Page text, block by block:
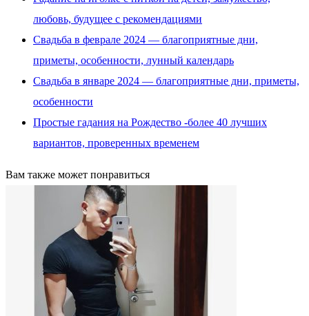
любовь, будущее с рекомендациями
Свадьба в феврале 2024 — благоприятные дни,
приметы, особенности, лунный календарь
Свадьба в январе 2024 — благоприятные дни, приметы,
особенности
Простые гадания на Рождество -более 40 лучших
вариантов, проверенных временем
Вам также может понравиться